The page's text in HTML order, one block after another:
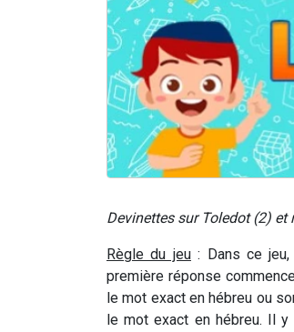
Devinettes sur Toledot (2) et
Règle du jeu: Dans ce jeu,
première réponse
le mot exact en hébreu ou
le mot exact en hébreu. Il